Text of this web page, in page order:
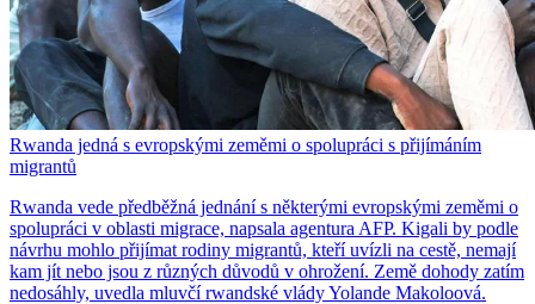
Rwanda jedná s evropskými zeměmi o spolupráci s přijímáním
migrantů
Rwanda vede předběžná jednání s některými evropskými zeměmi o
spolupráci v oblasti migrace, napsala agentura AFP. Kigali by podle
návrhu mohlo přijímat rodiny migrantů, kteří uvízli na cestě, nemají
kam jít nebo jsou z různých důvodů v ohrožení. Země dohody zatím
nedosáhly, uvedla mluvčí rwandské vlády Yolande Makoloová.